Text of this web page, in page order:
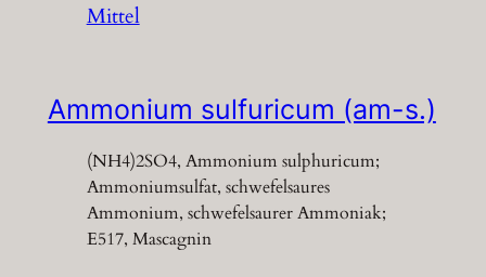
Mittel
Ammonium sulfuricum (am-s.)
(NH4)2SO4, Ammonium sulphuricum;
Ammoniumsulfat, schwefelsaures
Ammonium, schwefelsaurer Ammoniak;
E517, Mascagnin